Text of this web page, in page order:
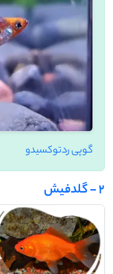
گوپی ردتوکسیدو
2 - گلدفیش